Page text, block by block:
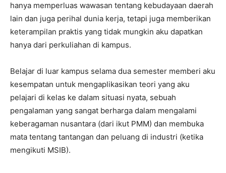
hanya memperluas wawasan tentang kebudayaan daerah
lain dan juga perihal dunia kerja, tetapi juga memberikan
keterampilan praktis yang tidak mungkin aku dapatkan
hanya dari perkuliahan di kampus.
Belajar di luar kampus selama dua semester memberi aku
kesempatan untuk mengaplikasikan teori yang aku
pelajari di kelas ke dalam situasi nyata, sebuah
pengalaman yang sangat berharga dalam mengalami
keberagaman nusantara (dari ikut PMM) dan membuka
mata tentang tantangan dan peluang di industri (ketika
mengikuti MSIB).